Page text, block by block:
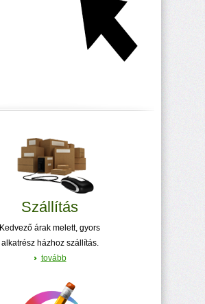
Szállítás
Kedvező árak melett, gyors
alkatrész házhoz szállítás.
tovább